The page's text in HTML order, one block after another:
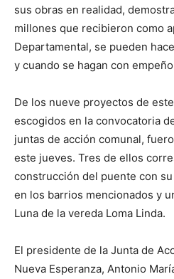
sus obras en realidad,
millones que recibieron como
Departamental, se pueden
y cuando se hagan con
De los nueve proyectos de
escogidos en la convocatoria
juntas de acción comunal,
este jueves. Tres de ellos
construcción del puente con
en los barrios mencionados y
Luna de la vereda Loma Linda.
El presidente de la Junta de
Nueva Esperanza, Antonio